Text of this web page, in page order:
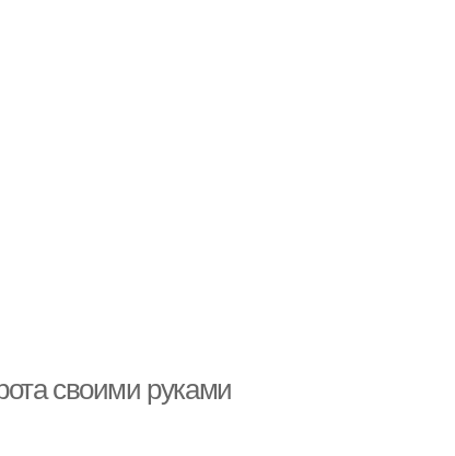
своими руками